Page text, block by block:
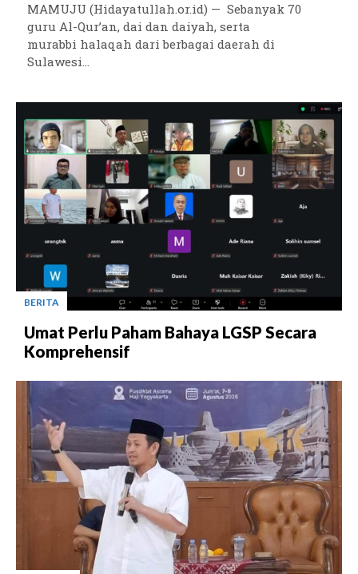
MAMUJU (Hidayatullah.or.id) — Sebanyak 70
guru Al-Qur’an, dai dan daiyah, serta
murabbi halaqah dari berbagai daerah di
Sulawesi...
BERITA
Umat Perlu Paham Bahaya LGSP Secara
Komprehensif